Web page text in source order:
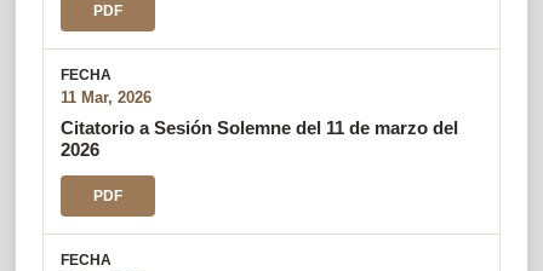
PDF
11 Mar, 2026
Citatorio a Sesión Solemne del 11 de marzo del
2026
PDF